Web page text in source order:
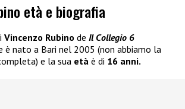
età e biografia
Vincenzo Rubino de Il Collegio 6
è nato a Bari nel 2005 (non abbiamo la
e la sua età è di 16 anni.